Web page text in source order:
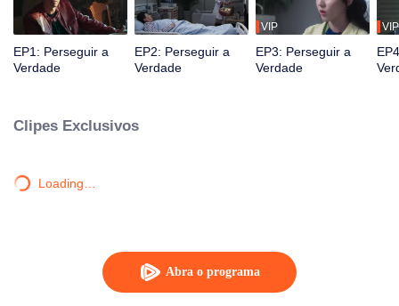
Abra o programa
EP1: Perseguir a
Verdade
EP2: Perseguir a
Verdade
VIP
EP3: Perseguir a
Verdade
VIP
Clipes Exclusivos
Loading…